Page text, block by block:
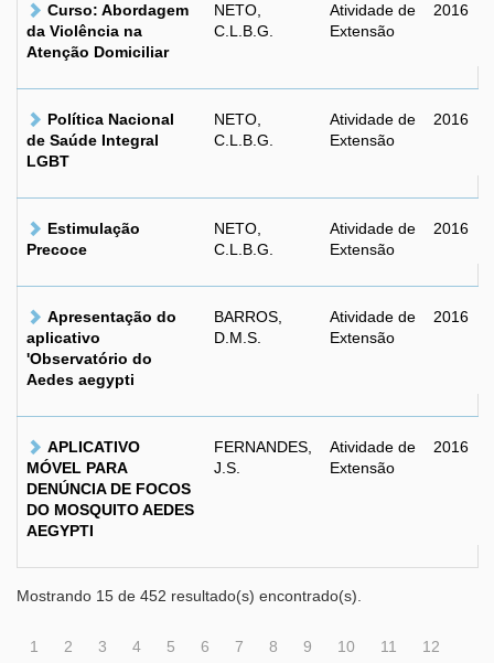
Curso: Abordagem
da Violência na
Atenção Domiciliar
NETO,
C.L.B.G.
Atividade de
Extensão
2016
Política Nacional
de Saúde Integral
LGBT
NETO,
C.L.B.G.
Atividade de
Extensão
2016
Estimulação
Precoce
NETO,
C.L.B.G.
Atividade de
Extensão
2016
Apresentação do
aplicativo
'Observatório do
Aedes aegypti
BARROS,
D.M.S.
Atividade de
Extensão
2016
APLICATIVO
MÓVEL PARA
DENÚNCIA DE FOCOS
DO MOSQUITO AEDES
AEGYPTI
FERNANDES,
J.S.
Atividade de
Extensão
2016
Mostrando 15 de 452 resultado(s) encontrado(s).
1 2 3 4 5 6 7 8 9 10 11 12